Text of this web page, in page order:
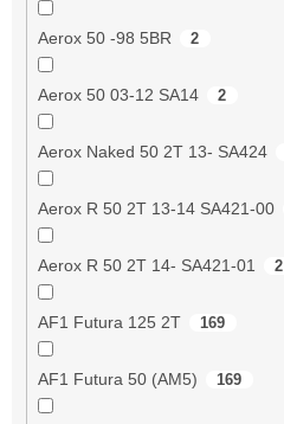
Aerox 50 -98 5BR 2
Aerox 50 03-12 SA14 2
Aerox Naked 50 2T 13- SA424
Aerox R 50 2T 13-14 SA421-00
Aerox R 50 2T 14- SA421-01 2
AF1 Futura 125 2T 169
AF1 Futura 50 (AM5) 169